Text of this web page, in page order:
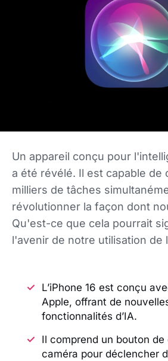
Un appareil conçu pour
a été révélé. Il est capable de
milliers de tâches
révolutionner la façon dont
Qu'est-ce que cela pourrait
l'avenir de notre utilisation de
L’iPhone 16 est conçu
Apple, offrant de
fonctionnalités d’IA.
Il comprend un bouton de
caméra pour déclencher